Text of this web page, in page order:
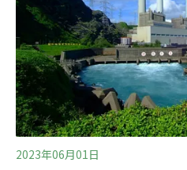
瑚」，台電二度變更開發案，
第四次初審時，提出最新方
區、填海造陸面積縮減至14.5
2023年06月01日